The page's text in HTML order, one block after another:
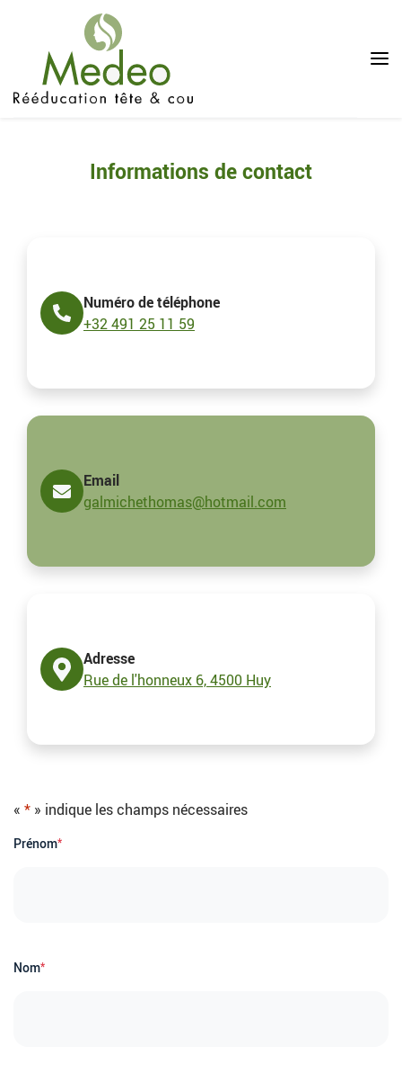
Informations de contact
Numéro de téléphone
+32 491 25 11 59
Email
galmichethomas@hotmail.com
Adresse
Rue de l'honneux 6, 4500 Huy
« * » indique les champs nécessaires
Prénom*
Nom*